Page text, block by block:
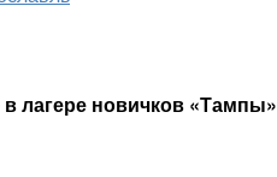
лагере новичков «Тампы»